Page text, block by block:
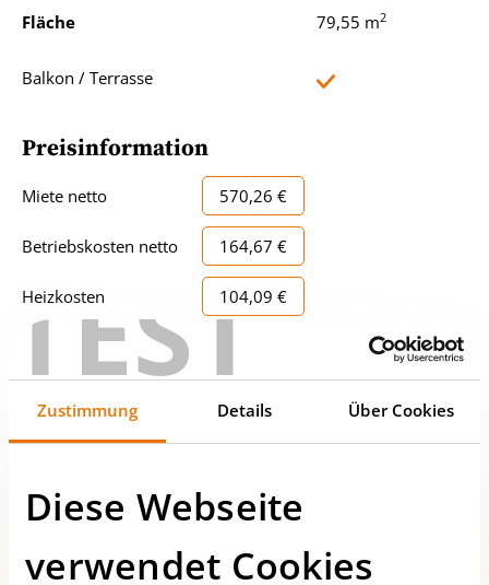
TEST
Zustimmung Details Über Cookies
Diese Webseite
verwendet Cookies
Fläche
79,55 m2
Balkon / Terrasse
Preisinformation
Miete netto 570,26 €
Betriebskosten netto 164,67 €
Heizkosten 104,09 €
Sonstige Kosten
Monatliche
960,58 €
Kaution 2.881,74 €